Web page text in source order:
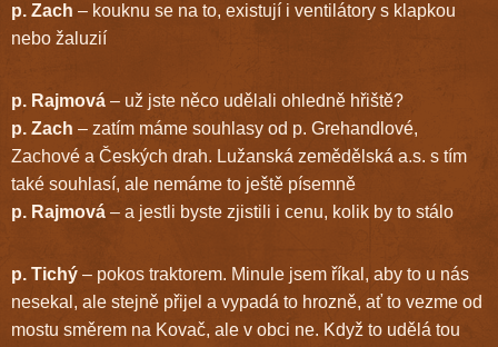
p. Zach – kouknu se na to, existují i ventilátory s klapkou
nebo žaluzií
p. Rajmová – už jste něco udělali ohledně hřiště?
p. Zach – zatím máme souhlasy od p. Grehandlové,
Zachové a Českých drah. Lužanská zemědělská a.s. s tím
také souhlasí, ale nemáme to ještě písemně
p. Rajmová – a jestli byste zjistili i cenu, kolik by to stálo
p. Tichý – pokos traktorem. Minule jsem říkal, aby to u nás
nesekal, ale stejně přijel a vypadá to hrozně, ať to vezme od
mostu směrem na Kovač, ale v obci ne. Když to udělá tou